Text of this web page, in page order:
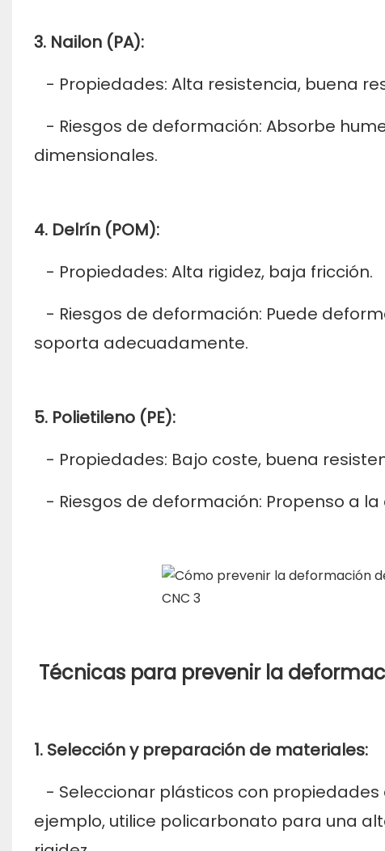
3. Nailon (PA):
- Propiedades: Alta resistencia, buena
- Riesgos de deformación: Absorbe
dimensionales.
4. Delrín (POM):
- Propiedades: Alta rigidez, baja fricción.
- Riesgos de deformación: Puede
soporta adecuadamente.
5. Polietileno (PE):
- Propiedades: Bajo coste, buena
- Riesgos de deformación: Propenso a
Técnicas para prevenir la
1. Selección y preparación de materiales:
- Seleccionar plásticos con
ejemplo, utilice policarbonato para una